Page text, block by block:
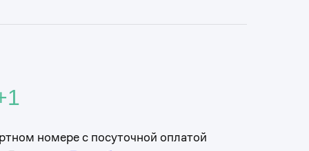
номере с посуточной оплатой